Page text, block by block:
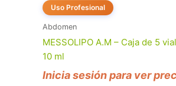
Uso Profesional
Abdomen
MESSOLIPO A.M – Caja de 5
10 ml
Inicia sesión para ver